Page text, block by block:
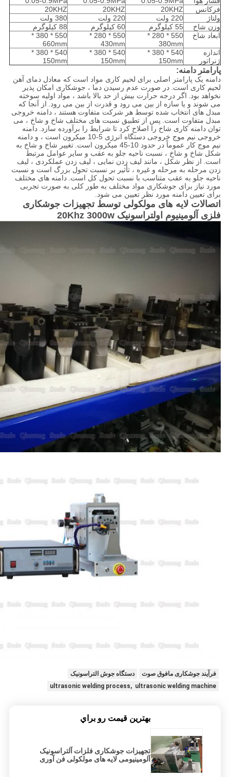
فرکانس
20KHZ
20KHZ
20KHZ
ولتاژ
220 ولت 220 ولت
380 ولت
وزن شاخ
55 کیلوگرم 60 کیلوگرم
88 کیلوگرم
ابعاد شاخ
550 * 280 *
380mm
550 * 280 *
430mm
550 * 380 *
660mm
اندازه
ژنراتور
540 * 380 *
150mm
540 * 380 *
150mm
540 * 380 *
150mm
پارامتر دامنه:
دامنه یک پارامتر اصلی برای لحیم کاری مواد است که معادل دمای آهن
لحیم کاری است. در صورت عدم رسیدن دما ، جوشکاری امکان پذیر
نخواهد بود. اگر درجه حرارت بیش از حد بالا باشد ، مواد اولیه سوخته
می شوند و یا سازه از بین می رود و قدرت از بین می رود. از آنجا که
مبدل های انتخاب شده توسط هر شرکت متفاوت هستند ، دامنه خروجی
مبدل متفاوت است. پس از تطبیق نسبت های مختلف شاخ و شاخ ، می
توان دامنه کاری شاخ را اصلاح کرد تا شرایط را برآورده سازد. دامنه
خروجی نیم موج خروجی دستگاه انرژی 5-10 میکرون است ، و دامنه
نیم موج کار عموماً در حدود 10-45 میکرون است.
تغییر شاخ و شاخ به
شکل شاخ و شاخ ، نسبت ناحیه جلو به عقب و سایر عوامل مرتبط
است. از نظر شکل ، مانند لیف زدن نمایی ، لیف زدن عملکردی ، لیف
زدن مرحله به مرحله و غیره ، تأثیر بر نسبت تحول بزرگ است و نسبت
ناحیه جلو به عقب متناسب با نسبت تحول کل است. دامنه های مختلف
مورد نیاز برای جوشکاری مواد مختلف به طور کلی به صورت تجربی
برای تعیین دامنه مورد نظر تعیین می شود.
اتصالات لایه های مولکولی توسط تجهیزات جوشکاری
فلزی آلومینیوم اولتراسونیک 20Khz 3000w
فرآیند جوشکاری مافوق صوت
دستگاه جوش التراسونیک
ultrasonic welding process, ultrasonic welding machine
بهترين قيمت رو براي
تجهیزات جوشکاری فلزات آلتراسونیک
آلومینیومی لایه های مولکولی فن آوری